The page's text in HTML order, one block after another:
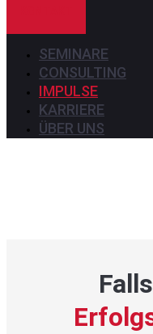
SEMINARE
CONSULTING
IMPULSE
KARRIERE
ÜBER UNS